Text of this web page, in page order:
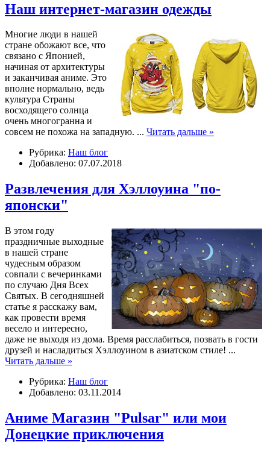
Наш интернет-магазин одежды
Многие люди в нашей
стране обожают все, что
связано с Японией,
начиная от архитектуры
и заканчивая аниме. Это
вполне нормально, ведь
культура Страны
восходящего солнца
очень многогранна и
совсем не похожа на западную. ... Читать дальше »
Рубрика: Наш блог
Добавлено: 07.07.2018
Развлечения для Хэллоуина "по-
японски"
В этом году
праздничные выходные
в нашей стране
чудесным образом
совпали с вечеринками
по случаю Дня Всех
Святых. В сегодняшней
статье я расскажу вам,
как провести время
весело и интересно,
даже не выходя из дома. Время расслабиться, позвать в гости
друзей и насладиться Хэллоуином в азиатском стиле! ...
Читать дальше »
Рубрика: Наш блог
Добавлено: 03.11.2014
Аниме Магазин "Pulsar" или мои
Донецкие приключения